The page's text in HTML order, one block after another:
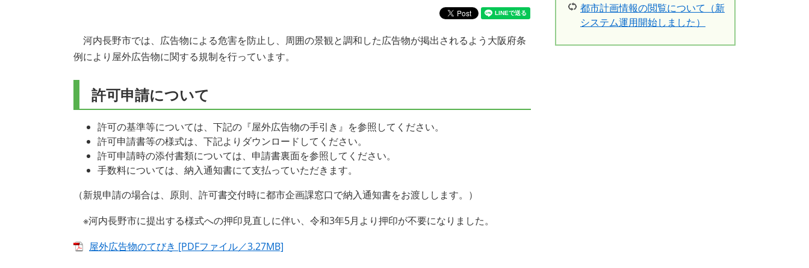
河内長野市では、広告物による危害を防止し、周囲の景観と調和した広告物が掲出されるよう大阪府条
例により屋外広告物に関する規制を行っています。
許可申請について
許可の基準等については、下記の『屋外広告物の手引き』を参照してください。
許可申請書等の様式は、下記よりダウンロードしてください。
許可申請時の添付書類については、申請書裏面を参照してください。
手数料については、納入通知書にて支払っていただきます。
（新規申請の場合は、原則、許可書交付時に都市企画課窓口で納入通知書をお渡しします。）
※河内長野市に提出する様式への押印見直しに伴い、令和3年5月より押印が不要になりました。
屋外広告物のてびき [PDFファイル／3.27MB]
都市計画情報の閲覧について（新
システム運用開始しました）